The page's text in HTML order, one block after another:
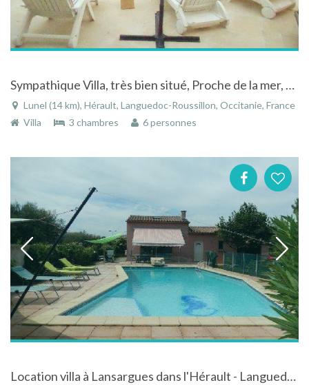
Sympathique Villa, très bien situé, Proche de la mer, de la garrigue et non loin de la montagne.
Lunel (14 km), Hérault, Languedoc-Roussillon, Occitanie, France
Villa
3 chambres 6 personnes
Location villa à Lansargues dans l'Hérault - Languedoc-Roussillon avec piscine et jacuzzi